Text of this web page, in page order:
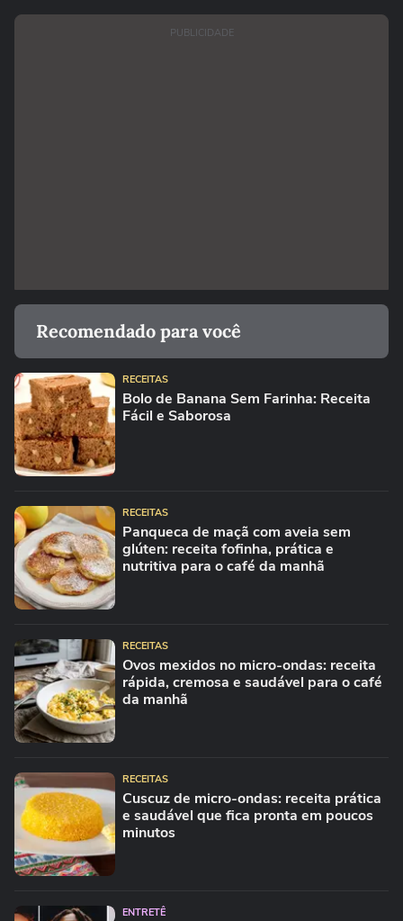
PUBLICIDADE
Recomendado para você
RECEITAS
Bolo de Banana Sem Farinha: Receita
Fácil e Saborosa
RECEITAS
Panqueca de maçã com aveia sem
glúten: receita fofinha, prática e
nutritiva para o café da manhã
RECEITAS
Ovos mexidos no micro-ondas: receita
rápida, cremosa e saudável para o café
da manhã
RECEITAS
Cuscuz de micro-ondas: receita prática
e saudável que fica pronta em poucos
minutos
ENTRETÊ